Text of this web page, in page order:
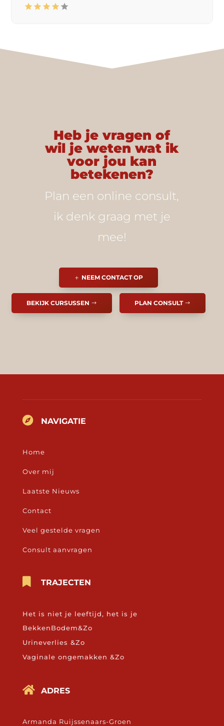
Heb je vragen of
wil je weten wat ik
voor jou kan
betekenen?
Plan een online consult,
ik denk graag met je
mee!
NEEM CONTACT OP
BEKIJK CURSUSSEN PLAN CONSULT
 NAVIGATIE
Home
Over mij
Laatste Nieuws
Contact
Veel gestelde vragen
Consult aanvragen
TRAJECTEN
Het is niet je leeftijd, het is je
BekkenBodem&Zo
Urineverlies &Zo
Vaginale ongemakken &Zo
 ADRES
Armanda Ruijssenaars-Groen